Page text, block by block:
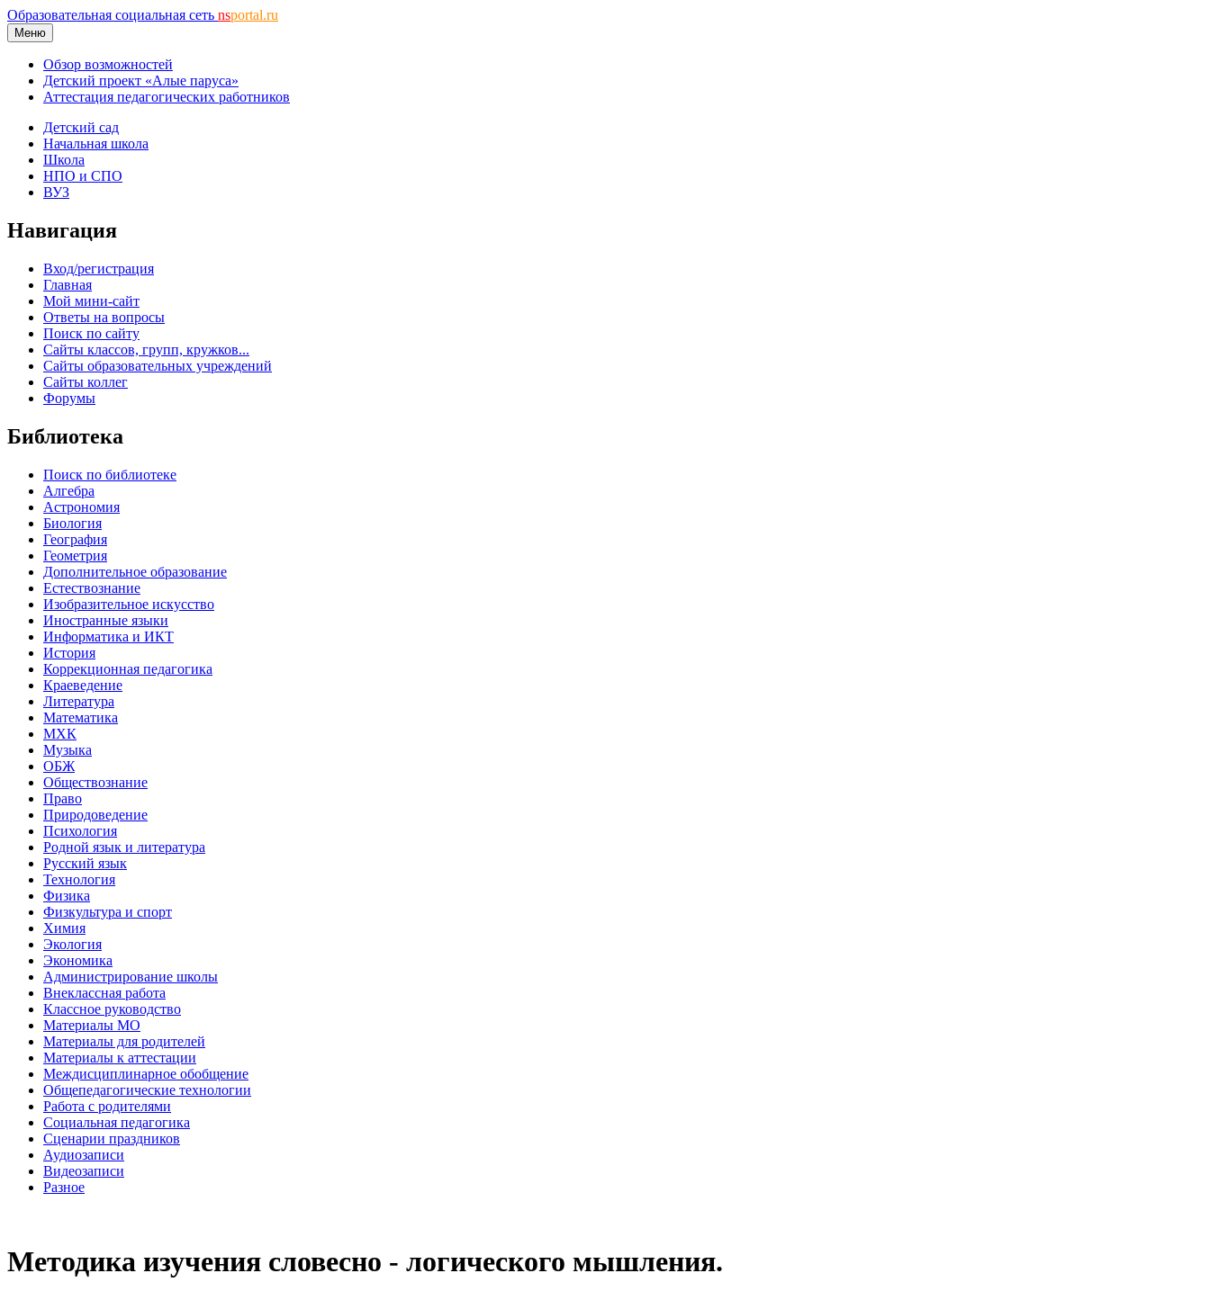
Образовательная социальная сеть nsportal.ru
Меню
Обзор возможностей
Детский проект «Алые паруса»
Аттестация педагогических работников
Детский сад
Начальная школа
Школа
НПО и СПО
ВУЗ
Навигация
Вход/регистрация
Главная
Мой мини-сайт
Ответы на вопросы
Поиск по сайту
Сайты классов, групп, кружков...
Сайты образовательных учреждений
Сайты коллег
Форумы
Библиотека
Поиск по библиотеке
Алгебра
Астрономия
Биология
География
Геометрия
Дополнительное образование
Естествознание
Изобразительное искусство
Иностранные языки
Информатика и ИКТ
История
Коррекционная педагогика
Краеведение
Литература
Математика
МХК
Музыка
ОБЖ
Обществознание
Право
Природоведение
Психология
Родной язык и литература
Русский язык
Технология
Физика
Физкультура и спорт
Химия
Экология
Экономика
Администрирование школы
Внеклассная работа
Классное руководство
Материалы МО
Материалы для родителей
Материалы к аттестации
Междисциплинарное обобщение
Общепедагогические технологии
Работа с родителями
Социальная педагогика
Сценарии праздников
Аудиозаписи
Видеозаписи
Разное
Методика изучения словесно - логического мышления.